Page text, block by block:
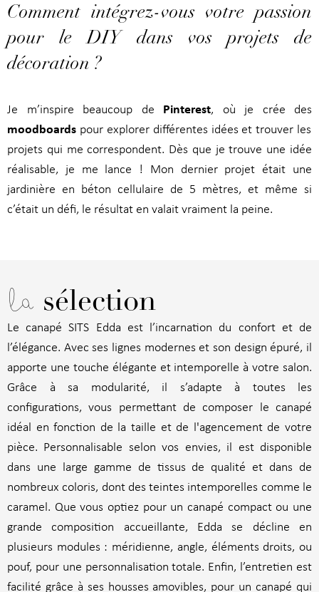
Comment intégrez-vous votre passion
pour le DIY dans vos projets de
décoration ?
Je m’inspire beaucoup de Pinterest, où je crée des
moodboards pour explorer différentes idées et trouver les
projets qui me correspondent. Dès que je trouve une idée
réalisable, je me lance ! Mon dernier projet était une
jardinière en béton cellulaire de 5 mètres, et même si
c’était un défi, le résultat en valait vraiment la peine.
la sélection
Le canapé SITS Edda est l’incarnation du confort et de
l’élégance. Avec ses lignes modernes et son design épuré, il
apporte une touche élégante et intemporelle à votre salon.
Grâce à sa modularité, il s’adapte à toutes les
configurations, vous permettant de composer le canapé
idéal en fonction de la taille et de l'agencement de votre
pièce. Personnalisable selon vos envies, il est disponible
dans une large gamme de tissus de qualité et dans de
nombreux coloris, dont des teintes intemporelles comme le
caramel. Que vous optiez pour un canapé compact ou une
grande composition accueillante, Edda se décline en
plusieurs modules : méridienne, angle, éléments droits, ou
pouf, pour une personnalisation totale. Enfin, l’entretien est
facilité grâce à ses housses amovibles, pour un canapé qui